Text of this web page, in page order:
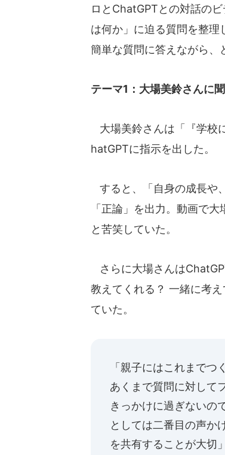
ロとChatGPTとの対話の
は何か」に迫る質問を整理
簡単な質問に答えながら、
テーマ1：大場美鈴さんに
大場美鈴さんは「『学校
hatGPTに指示を出した。
すると、「自身の成長や
「正論」を出力。動画で
と苦笑していた。
さらに大場さんは
教えてくれる？ 一緒に考
ていた。
「親子にはこれまでつ
あくまで質問に対して
きっかけに過ぎないの
としては二番目の声か
を共有することが大切」